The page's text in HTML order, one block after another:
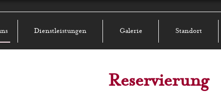
Dienstleistungen Galerie Standort
Reservierung